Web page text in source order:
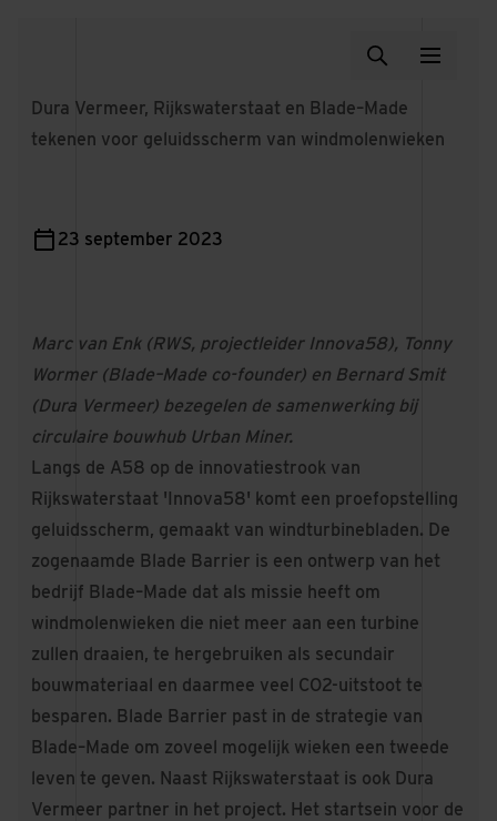
Dura Vermeer, Rijkswaterstaat en Blade–Made
tekenen voor geluidsscherm van windmolenwieken
23 september 2023
Marc van Enk (RWS, projectleider Innova58), Tonny
Wormer (Blade–Made co-founder) en Bernard Smit
(Dura Vermeer) bezegelen de samenwerking bij
circulaire bouwhub Urban Miner.
Langs de A58 op de innovatiestrook van
Rijkswaterstaat 'Innova58' komt een proefopstelling
geluidsscherm, gemaakt van windturbinebladen. De
zogenaamde Blade Barrier is een ontwerp van het
bedrijf Blade–Made dat als missie heeft om
windmolenwieken die niet meer aan een turbine
zullen draaien, te hergebruiken als secundair
bouwmateriaal en daarmee veel CO2-uitstoot te
besparen. Blade Barrier past in de strategie van
Blade–Made om zoveel mogelijk wieken een tweede
leven te geven. Naast Rijkswaterstaat is ook Dura
Vermeer partner in het project. Het startsein voor de